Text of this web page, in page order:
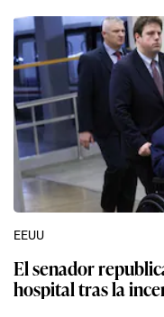
EEUU
El senador
hospital tras la